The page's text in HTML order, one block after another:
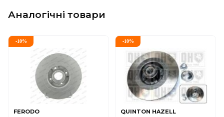
Аналогічні товари
-10%
FERODO
-10%
QUINTON HAZELL